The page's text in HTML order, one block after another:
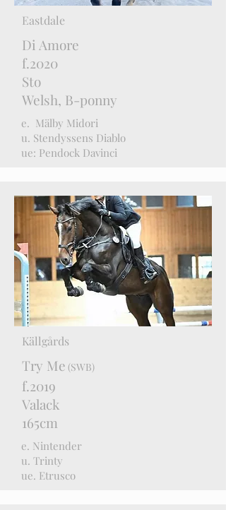
Eastdale
Di Amore
f.2020
Sto
Welsh, B-ponny
e. Mälby Midori
u. Stendyssens Diablo
ue: Pendock Davinci
Källgårds
Try Me (SWB)
f.2019
Valack
165cm
e. Nintender
u. Trinty
ue. Etrusco